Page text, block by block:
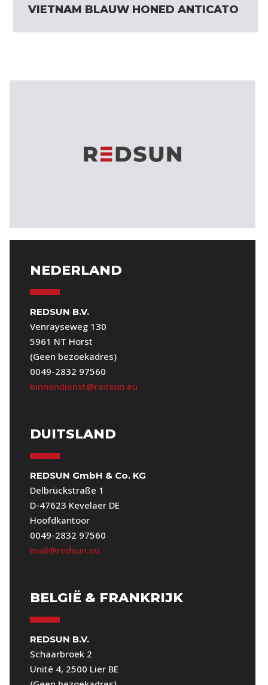
VIETNAM BLAUW HONED ANTICATO
NEDERLAND
REDSUN B.V.
Venrayseweg 130
5961 NT Horst
(Geen bezoekadres)
0049-2832 97560
binnendienst@redsun.eu
DUITSLAND
REDSUN GmbH & Co. KG
Delbrückstraße 1
D-47623 Kevelaer DE
Hoofdkantoor
0049-2832 97560
mail@redsun.eu
BELGIË & FRANKRIJK
REDSUN B.V.
Schaarbroek 2
Unité 4, 2500 Lier BE